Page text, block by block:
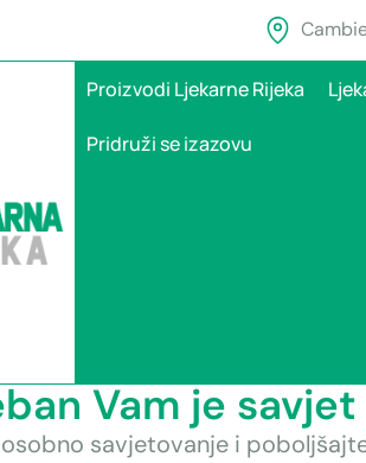
Proizvodi Ljekarne Rijeka
Pridruži se izazovu
Vam je
savjetovanje i